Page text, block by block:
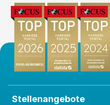
Stellenangebote